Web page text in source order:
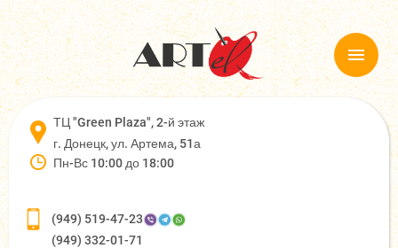
ТЦ "Green Plaza", 2-й этаж
г. Донецк, ул. Артема, 51а
Пн-Вс 10:00 до 18:00
(949) 519-47-23
(949) 332-01-71